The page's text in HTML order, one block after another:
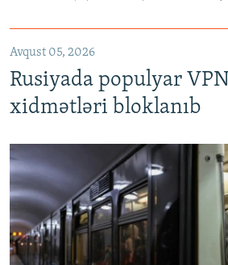
Avqust 05, 2026
Rusiyada populyar VPN
xidmətləri bloklanıb